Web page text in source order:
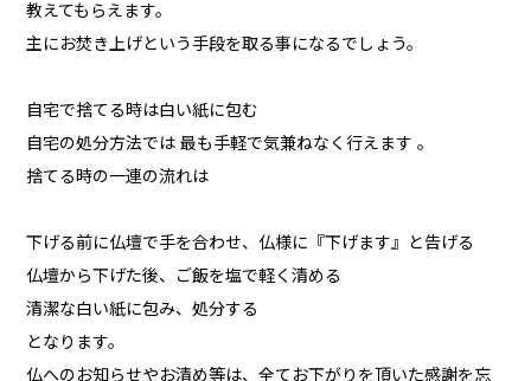
教えてもらえます。
主にお焚き上げという手段を取る事になるでしょう。
自宅で捨てる時は白い紙に包む
自宅の処分方法では 最も手軽で気兼ねなく行えます 。
捨てる時の一連の流れは
下げる前に仏壇で手を合わせ、仏様に『下げます』と告げる
仏壇から下げた後、ご飯を塩で軽く清める
清潔な白い紙に包み、処分する
となります。
仏へのお知らせやお清め等は、全てお下がりを頂いた感謝を忘